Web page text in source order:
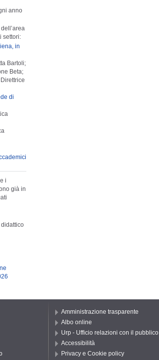
anno
settori:
in
Bartoli;
Beta;
di
i
già in
Amministrazione trasparente
Albo online
Urp - Ufficio relazioni con il pubblico
Accessibilità
Privacy e Cookie policy